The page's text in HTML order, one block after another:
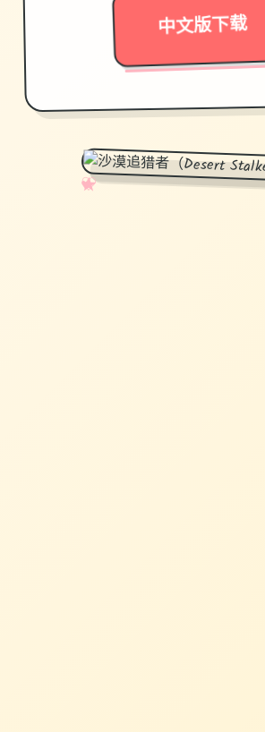
中文版下载
✧
♡
★
♥